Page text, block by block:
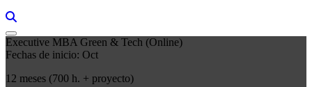
Executive MBA Green & Tech (Online)
Fechas de inicio: Oct
12 meses (700 h. + proyecto)